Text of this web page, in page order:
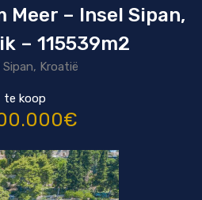
Meer – Insel Sipan,
– 115539m2
Kroatië
te koop